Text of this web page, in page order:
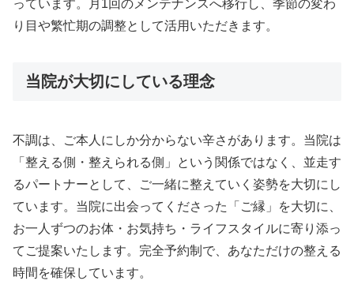
っています。月1回のメンテナンスへ移行し、季節の変わ
り目や繁忙期の調整として活用いただきます。
当院が大切にしている理念
不調は、ご本人にしか分からない辛さがあります。当院は
「整える側・整えられる側」という関係ではなく、並走す
るパートナーとして、ご一緒に整えていく姿勢を大切にし
ています。当院に出会ってくださった「ご縁」を大切に、
お一人ずつのお体・お気持ち・ライフスタイルに寄り添っ
てご提案いたします。完全予約制で、あなただけの整える
時間を確保しています。